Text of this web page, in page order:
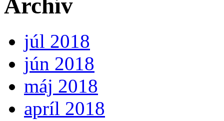
Archív
júl 2018
jún 2018
máj 2018
apríl 2018